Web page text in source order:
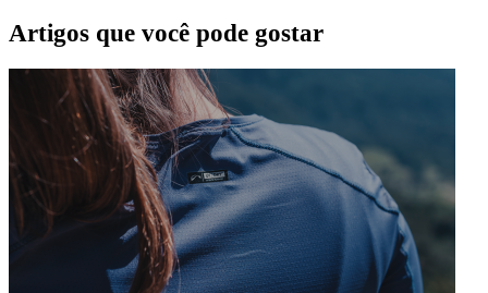
Artigos que você pode gostar